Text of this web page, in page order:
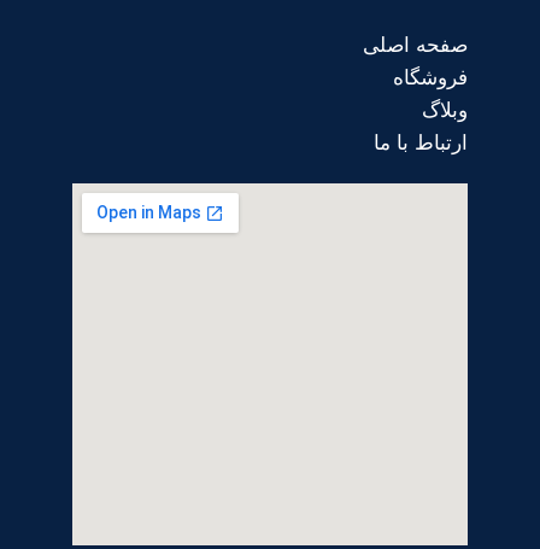
صفحه اصلی
فروشگاه
وبلاگ
ارتباط با ما